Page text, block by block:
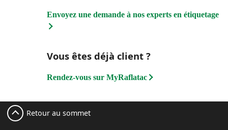
Envoyez une demande à nos experts en étiquetage
Vous êtes déjà client ?
Rendez-vous sur MyRaflatac
Retour au sommet